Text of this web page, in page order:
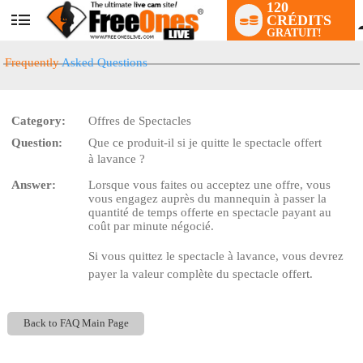
User
status
120
CRÉDITS
GRATUIT!
FrequentlyAsked Questions
Category:
Offres de Spectacles
Question:
Que ce produit-il si je quitte le spectacle offert
à lavance ?
Answer:
Lorsque vous faites ou acceptez une offre, vous
vous engagez auprès du mannequin à passer la
quantité de temps offerte en spectacle payant au
coût par minute négocié.
Si vous quittez le spectacle à lavance, vous devrez
payer la valeur complète du spectacle offert.
Back to FAQ Main Page
LIMITED TIME OFFER!